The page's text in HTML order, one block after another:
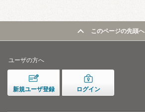
このページの先頭へ
ユーザの方へ
新規ユーザ登録 ログイン